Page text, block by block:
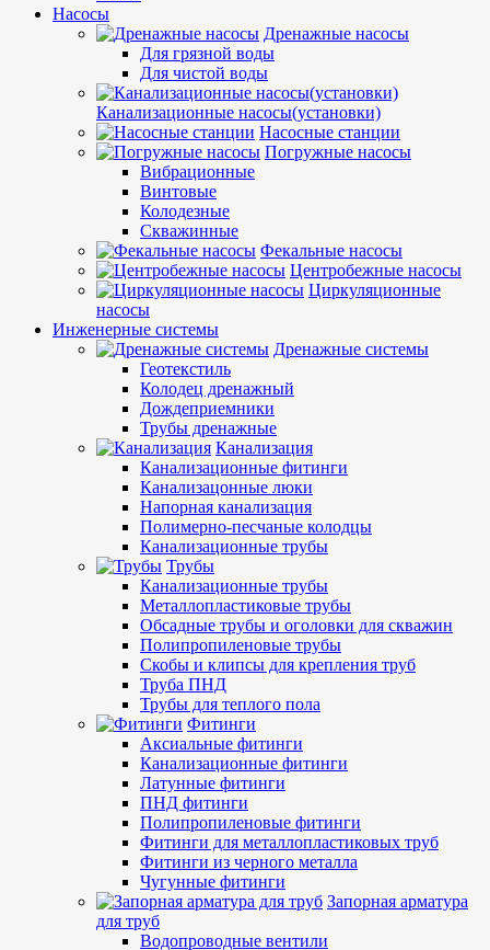
Насосы
Дренажные насосы
Для грязной воды
Для чистой воды
Канализационные насосы(установки)
Насосные станции
Погружные насосы
Вибрационные
Винтовые
Колодезные
Скважинные
Фекальные насосы
Центробежные насосы
Циркуляционные
насосы
Инженерные системы
Дренажные системы
Геотекстиль
Колодец дренажный
Дождеприемники
Трубы дренажные
Канализация
Канализационные фитинги
Канализацонные люки
Напорная канализация
Полимерно-песчаные колодцы
Канализационные трубы
Трубы
Канализационные трубы
Металлопластиковые трубы
Обсадные трубы и оголовки для скважин
Полипропиленовые трубы
Скобы и клипсы для крепления труб
Труба ПНД
Трубы для теплого пола
Фитинги
Аксиальные фитинги
Канализационные фитинги
Латунные фитинги
ПНД фитинги
Полипропиленовые фитинги
Фитинги для металлопластиковых труб
Фитинги из черного металла
Чугунные фитинги
Запорная арматура
для труб
Водопроводные вентили